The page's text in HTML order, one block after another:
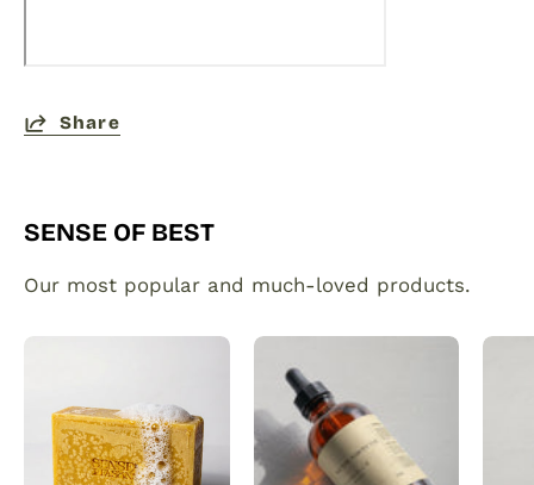
Share
SENSE OF BEST
Our most popular and much-loved products.
Soap
Bar
with
hair
and
beard